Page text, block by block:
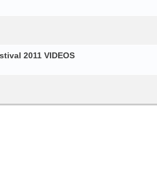
2011 VIDEOS